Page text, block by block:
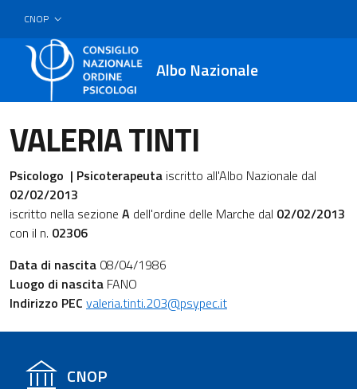
CNOP
Albo Nazionale
VALERIA TINTI
Psicologo | Psicoterapeuta iscritto all'Albo Nazionale dal
02/02/2013
iscritto nella sezione A dell'ordine delle Marche dal 02/02/2013
con il n. 02306
Data di nascita 08/04/1986
Luogo di nascita FANO
Indirizzo PEC valeria.tinti.203@psypec.it
CNOP